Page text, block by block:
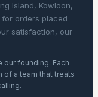
Island, Kowloon,
orders placed
satisfaction, our
our founding. Each
of a team that treats